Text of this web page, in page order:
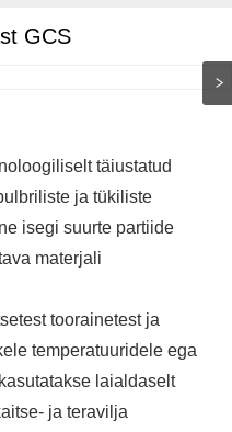
GCS
täiustatud
ja tükiliste
isegi suurte partiide
materjali
toorainetest ja
temperatuuridele ega
laialdaselt
ja teravilja